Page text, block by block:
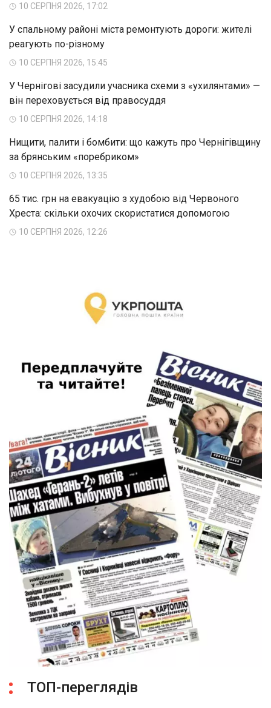
10 СЕРПНЯ 2026, 17:02
У спальному районі міста ремонтують дороги: жителі
реагують по-різному
10 СЕРПНЯ 2026, 15:45
У Чернігові засудили учасника схеми з «ухилянтами» —
він переховується від правосуддя
10 СЕРПНЯ 2026, 14:18
Нищити, палити і бомбити: що кажуть про Чернігівщину
за брянським «поребриком»
10 СЕРПНЯ 2026, 13:35
65 тис. грн на евакуацію з худобою від Червоного
Хреста: скільки охочих скористатися допомогою
10 СЕРПНЯ 2026, 12:26
ТОП-переглядів